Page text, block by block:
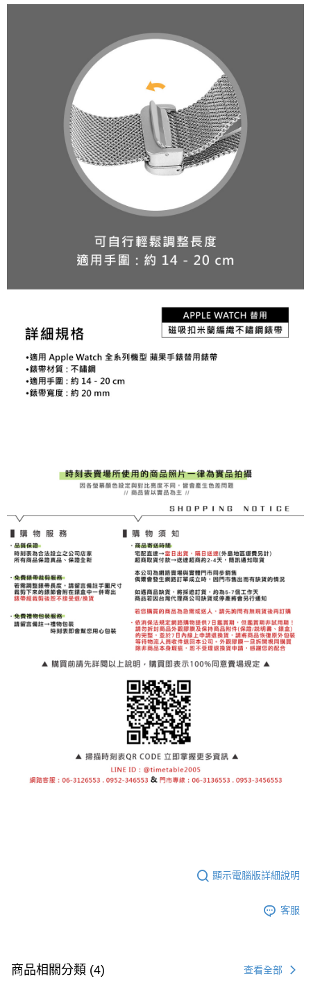
顯示電腦版詳細說明
客服
商品相關分類 (4) 查看全部